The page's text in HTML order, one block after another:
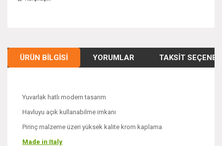
ÜRÜN BILGISI YORUMLAR TAKSIT
Yuvarlak hatlı modern tasarım
Havluyu açık kullanabilme imkanı
Pirinç malzeme üzeri yüksek kalite krom kaplama
Made in Italy